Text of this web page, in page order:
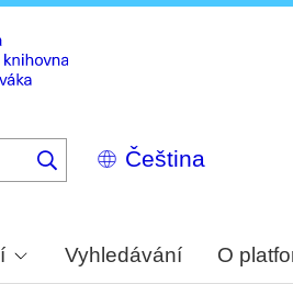
Select
your
Vyhledávání O